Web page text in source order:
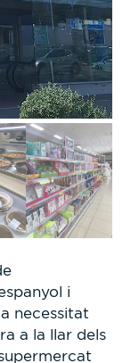
i
necessitat
a la llar dels